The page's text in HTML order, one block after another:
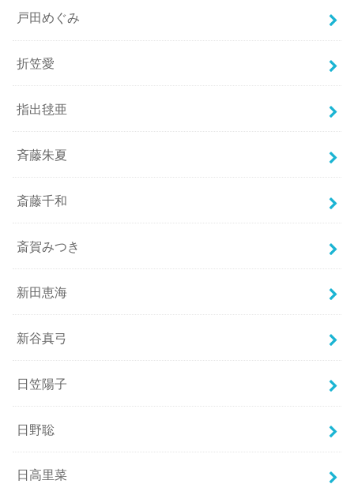
戸田めぐみ
折笠愛
指出毬亜
斉藤朱夏
斎藤千和
斎賀みつき
新田恵海
新谷真弓
日笠陽子
日野聡
日高里菜